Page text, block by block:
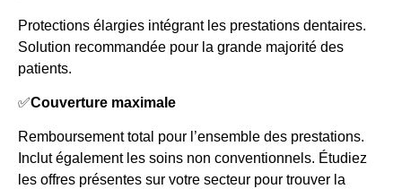
Protections élargies intégrant les prestations dentaires.
Solution recommandée pour la grande majorité des
patients.
✅Couverture maximale
Remboursement total pour l’ensemble des prestations.
Inclut également les soins non conventionnels. Étudiez
les offres présentes sur votre secteur pour trouver la